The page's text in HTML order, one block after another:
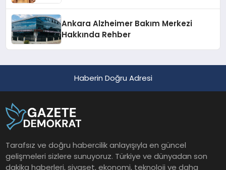
Ankara Alzheimer Bakım Merkezi
Hakkında Rehber
Haberin Doğru Adresi
Tarafsız ve doğru habercilik anlayışıyla en güncel
gelişmeleri sizlere sunuyoruz. Türkiye ve dünyadan son
dakika haberleri, siyaset, ekonomi, teknoloji ve daha